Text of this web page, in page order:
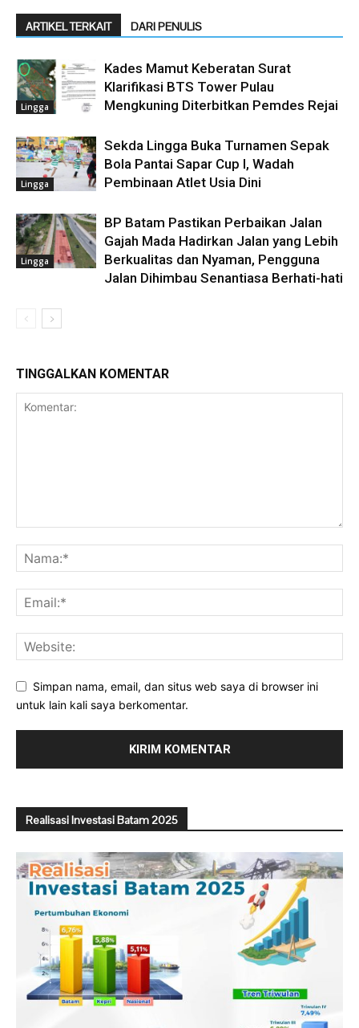
ARTIKEL TERKAIT DARI PENULIS
Lingga
Kades Mamut Keberatan Surat
Klarifikasi BTS Tower Pulau
Mengkuning Diterbitkan Pemdes Rejai
Lingga
Sekda Lingga Buka Turnamen Sepak
Bola Pantai Sapar Cup I, Wadah
Pembinaan Atlet Usia Dini
Lingga
BP Batam Pastikan Perbaikan Jalan
Gajah Mada Hadirkan Jalan yang Lebih
Berkualitas dan Nyaman, Pengguna
Jalan Dihimbau Senantiasa Berhati-hati
TINGGALKAN KOMENTAR
Simpan nama, email, dan situs web saya di browser ini
untuk lain kali saya berkomentar.
Realisasi Investasi Batam 2025